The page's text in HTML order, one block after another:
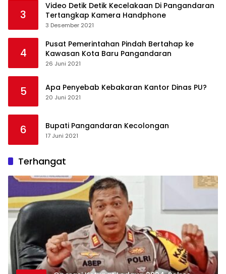
3
Video Detik Detik Kecelakaan Di Pangandaran
Tertangkap Kamera Handphone
3 Desember 2021
4
Pusat Pemerintahan Pindah Bertahap ke
Kawasan Kota Baru Pangandaran
26 Juni 2021
5 Apa Penyebab Kebakaran Kantor Dinas PU?
20 Juni 2021
6 Bupati Pangandaran Kecolongan
17 Juni 2021
Terhangat